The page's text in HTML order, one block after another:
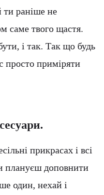
ти раніше не
саме твого щастя.
і так. Так що будь
просто приміряти
прикрасах і всі
плануєш доповнити
один, нехай і